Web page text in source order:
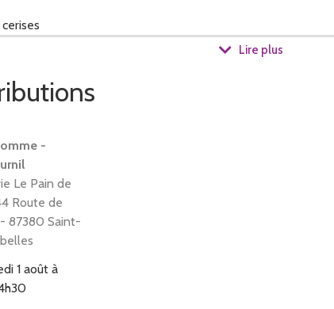
des produits d'autres producteurs ou artisants (bières,
Lire plus
-
Le Pain de
Route de
87380 Saint-
1 août à